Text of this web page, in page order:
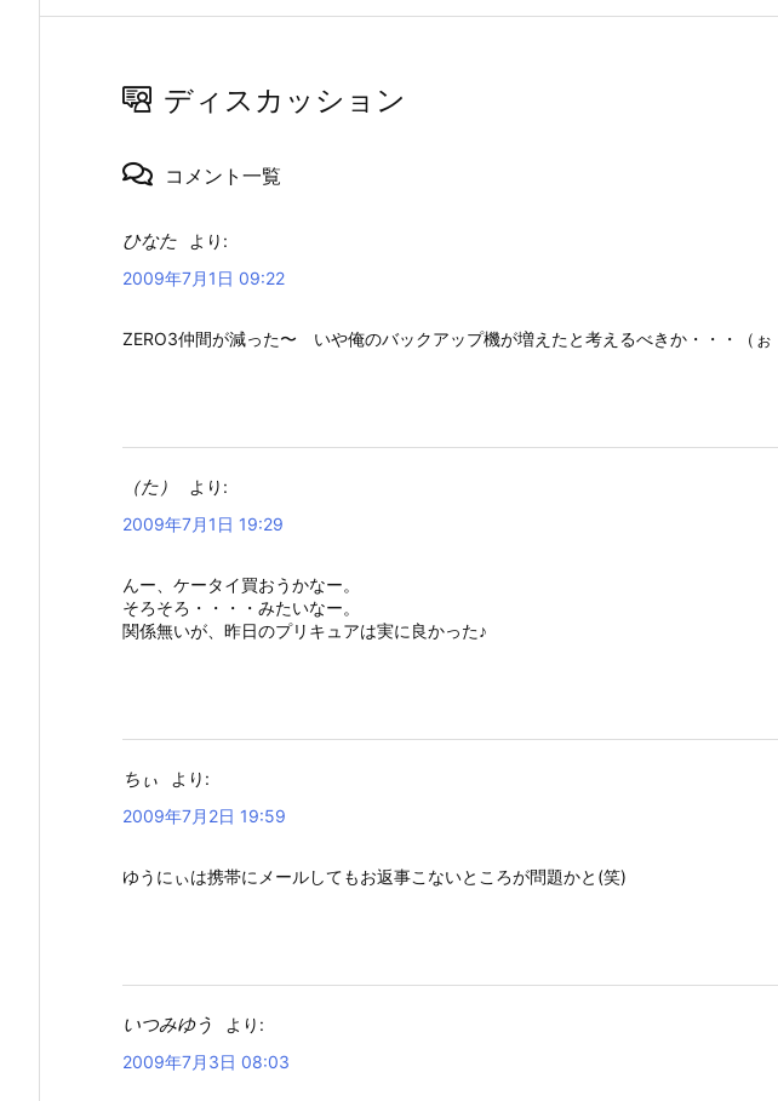
ディスカッション
コメント一覧
ひなた
より:
2009年7月1日 09:22
ZERO3仲間が減った〜 いや俺のバックアップ機が増えたと考えるべきか・・・（ぉ
（た）
より:
2009年7月1日 19:29
んー、ケータイ買おうかなー。
そろそろ・・・・みたいなー。
関係無いが、昨日のプリキュアは実に良かった♪
ちぃ
より:
2009年7月2日 19:59
ゆうにぃは携帯にメールしてもお返事こないところが問題かと(笑)
いつみゆう
より:
2009年7月3日 08:03